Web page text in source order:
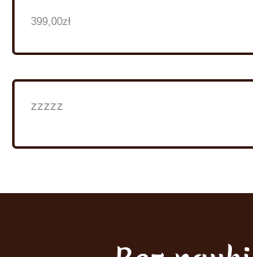
399,00zł
zzzzz